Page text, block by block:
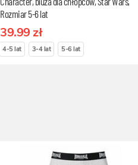
Rozmiar 5-6 lat
39.99 zł
4-5 lat 3-4 lat 5-6 lat